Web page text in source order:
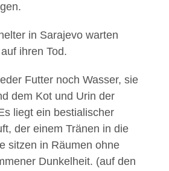
in Sarajevo warten
ihren Tod.
Futter noch Wasser, sie
dem Kot und Urin der
liegt ein bestialischer
der einem Tränen in die
sitzen in Räumen ohne
Dunkelheit. (auf den